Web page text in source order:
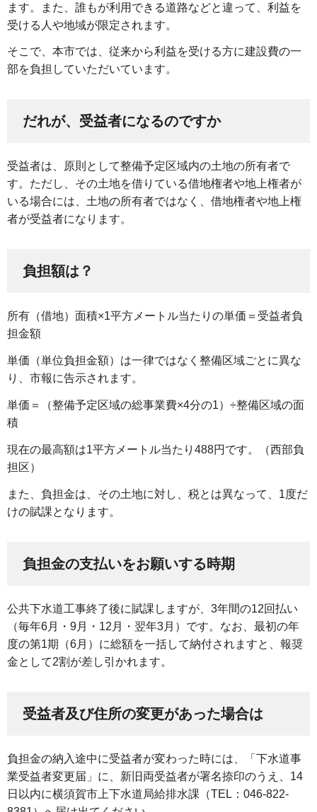
ます。また、誰もが利用できる道路などと違って、利益を
受ける人や地域が限定されます。
そこで、本市では、従来から利益を受ける方に建設費の一
部を負担していただいています。
だれが、受益者になるのですか
受益者は、原則として整備予定区域内の土地の所有者で
す。ただし、その土地を借りている借地権者や地上権者が
いる場合には、土地の所有者ではなく、借地権者や地上権
者が受益者になります。
負担額は？
所有（借地）面積×1平方メートル当たりの単価＝受益者負
担金額
単価（単位負担金額）は一律ではなく整備区域ごとに異な
り、市報に告示されます。
単価＝（整備予定区域の総事業費×4分の1）÷整備区域の面
積
現在の最高額は1平方メートル当たり488円です。（西部負
担区）
また、負担金は、その土地に対し、税とは異なって、1度だ
けの賦課となります。
負担金の支払いをお願いする時期
公共下水道工事終了後に賦課しますが、3年間の12回払い
（毎年6月・9月・12月・翌年3月）です。なお、最初の年
度の第1期（6月）に総額を一括して納付されますと、報奨
金として2割が差し引かれます。
受益者及び住所の変更があった場合は
負担金の納入途中に受益者が変わった時には、「下水道事
業受益者変更届」に、新旧両受益者が署名捺印のうえ、14
日以内に横須賀市上下水道局給排水課（TEL：046-822-